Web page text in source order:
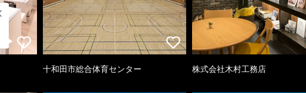
十和田市総合体育センター 株式会社木村工務店